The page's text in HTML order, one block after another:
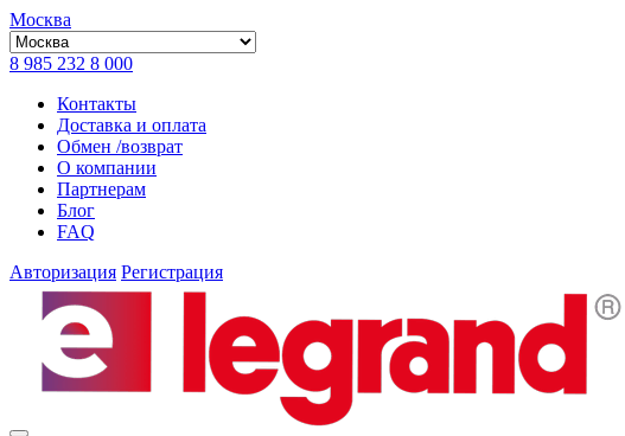
Москва
8 985 232 8 000
Контакты
Доставка и оплата
Обмен /возврат
О компании
Партнерам
Блог
FAQ
Авторизация Регистрация